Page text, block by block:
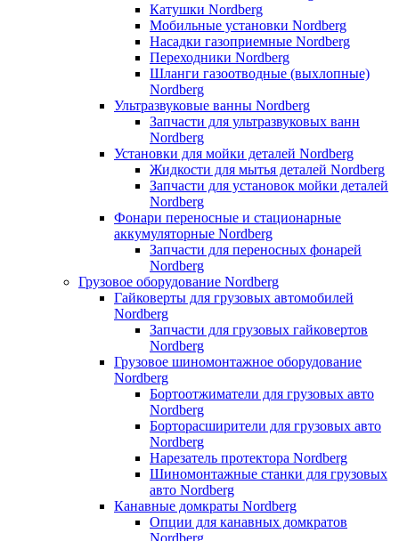
Катушки Nordberg
Мобильные установки Nordberg
Насадки газоприемные Nordberg
Переходники Nordberg
Шланги газоотводные (выхлопные)
Nordberg
Ультразвуковые ванны Nordberg
Запчасти для ультразвуковых ванн
Nordberg
Установки для мойки деталей Nordberg
Жидкости для мытья деталей Nordberg
Запчасти для установок мойки деталей
Nordberg
Фонари переносные и стационарные
аккумуляторные Nordberg
Запчасти для переносных фонарей
Nordberg
Грузовое оборудование Nordberg
Гайковерты для грузовых автомобилей
Nordberg
Запчасти для грузовых гайковертов
Nordberg
Грузовое шиномонтажное оборудование
Nordberg
Бортоотжиматели для грузовых авто
Nordberg
Борторасширители для грузовых авто
Nordberg
Нарезатель протектора Nordberg
Шиномонтажные станки для грузовых
авто Nordberg
Канавные домкраты Nordberg
Опции для канавных домкратов
Nordberg